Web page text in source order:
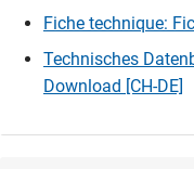
Fiche technique:
Technisches
Download [CH-DE]